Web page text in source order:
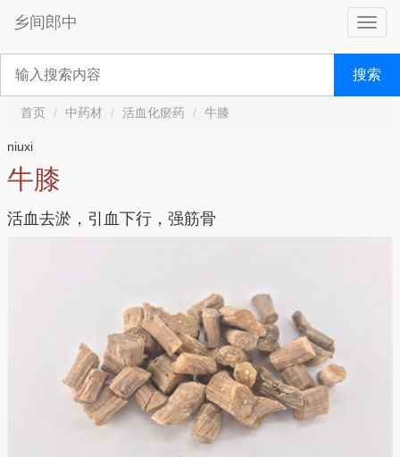
乡间郎中
搜索
首页 中药材 活血化瘀药 牛膝
niuxi
牛膝
活血去淤，引血下行，强筋骨